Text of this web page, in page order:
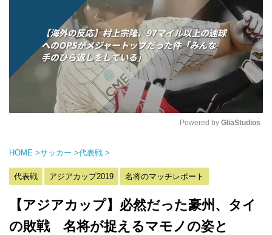
Powered by GliaStudios
HOME >サッカー >代表戦 >
代表戦 アジアカップ2019 名将のマッチレポート
【アジアカップ】必然だった豪州、タイ
の敗戦 名将が捉えるマモノの姿と